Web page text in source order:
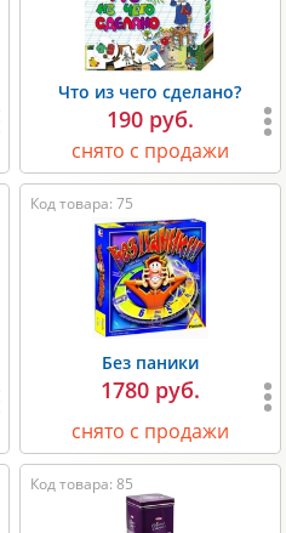
Что из чего сделано?
190 руб.
снято с продажи
Код товара: 75
Без паники
1780 руб.
снято с продажи
Код товара: 85